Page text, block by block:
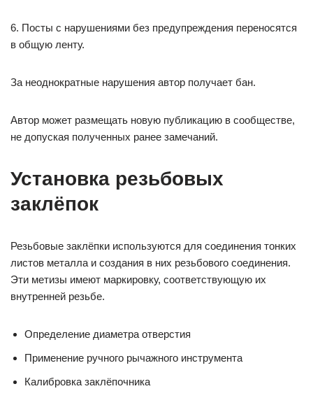
6. Посты с нарушениями без предупреждения переносятся
в общую ленту.
За неоднократные нарушения автор получает бан.
Автор может размещать новую публикацию в сообществе,
не допуская полученных ранее замечаний.
Установка резьбовых
заклёпок
Резьбовые заклёпки используются для соединения тонких
листов металла и создания в них резьбового соединения.
Эти метизы имеют маркировку, соответствующую их
внутренней резьбе.
Определение диаметра отверстия
Применение ручного рычажного инструмента
Калибровка заклёпочника